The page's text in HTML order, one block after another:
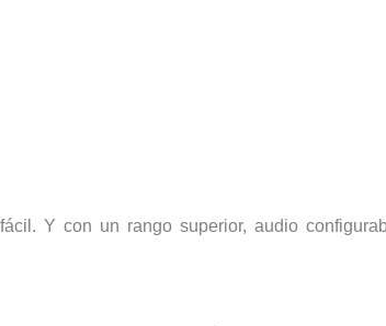
Y con un rango superior, audio